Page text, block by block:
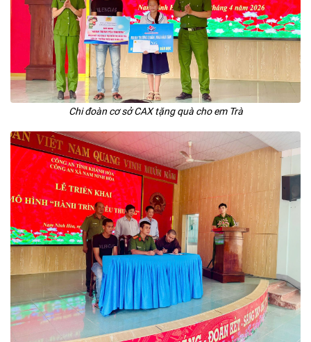
Chi đoàn cơ sở CAX tặng quà cho em Trà